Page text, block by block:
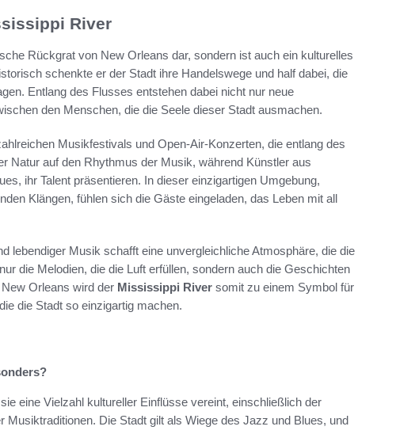
River
Rückgrat von New Orleans dar, sondern ist auch ein kulturelles
schenkte er der Stadt ihre Handelswege und half dabei, die
Entlang des Flusses entstehen dabei nicht nur neue
den Menschen, die die Seele dieser Stadt ausmachen.
Musikfestivals und Open-Air-Konzerten, die entlang des
Natur auf den Rhythmus der Musik, während Künstler aus
ihr Talent präsentieren. In dieser einzigartigen Umgebung,
Klängen, fühlen sich die Gäste eingeladen, das Leben mit all
lebendiger Musik schafft eine unvergleichliche Atmosphäre, die die
die Melodien, die die Luft erfüllen, sondern auch die Geschichten
Orleans wird der Mississippi River somit zu einem Symbol für
die Stadt so einzigartig machen.
eine Vielzahl kultureller Einflüsse vereint, einschließlich der
Die Stadt gilt als Wiege des Jazz und Blues, und